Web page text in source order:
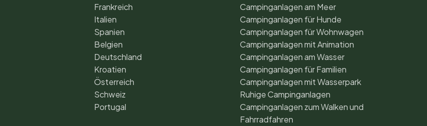
Frankreich
Italien
Spanien
Belgien
Deutschland
Kroatien
Österreich
Schweiz
Portugal
Campinganlagen am Meer
Campinganlagen für Hunde
Campinganlagen für Wohnwagen
Campinganlagen mit Animation
Campinganlagen am Wasser
Campinganlagen für Familien
Campinganlagen mit Wasserpark
Ruhige Campinganlagen
Campinganlagen zum Walken und
Fahrradfahren